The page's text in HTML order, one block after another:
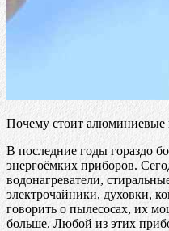
Почему стоит алюминиевые
В последние годы гораздо
энергоёмких приборов.
водонагреватели,
электрочайники, духовки,
говорить о пылесосах, их
больше. Любой из этих